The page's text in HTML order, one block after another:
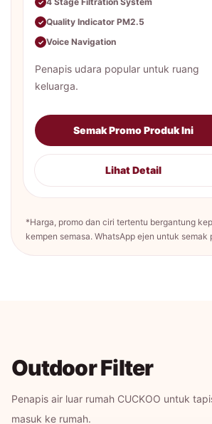
✓
✓ Quality Indicator PM2.5
✓ Voice Navigation
Penapis udara popular untuk ruang
keluarga.
Semak Promo Produk Ini
Lihat Detail
*Harga, promo dan ciri tertentu bergantung
kempen semasa. WhatsApp ejen untuk semak
Outdoor Filter
Penapis air luar rumah CUCKOO untuk
masuk ke rumah.